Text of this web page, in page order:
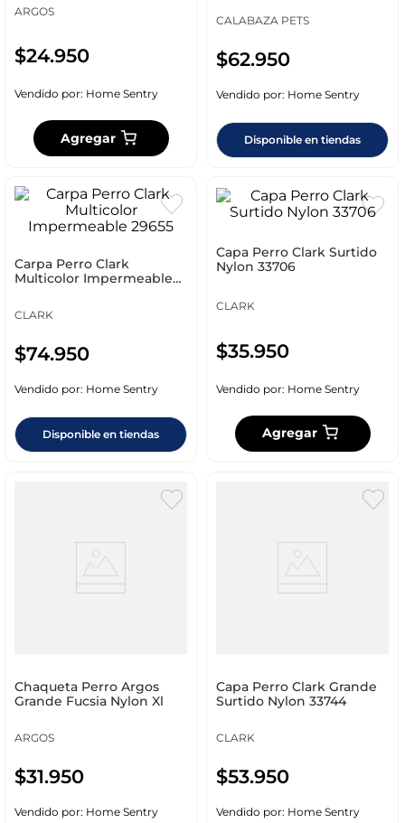
ARGOS
$24.950
Vendido por: Home Sentry
Agregar
CALABAZA PETS
$62.950
Vendido por: Home Sentry
Disponible en tiendas
Carpa Perro Clark
Multicolor Impermeable
CLARK
$74.950
Vendido por: Home Sentry
Disponible en tiendas
Capa Perro Clark Surtido
Nylon 33706
CLARK
$35.950
Vendido por: Home Sentry
Agregar
Chaqueta Perro Argos
Grande Fucsia Nylon Xl
ARGOS
$31.950
Vendido por: Home Sentry
Capa Perro Clark Grande
Surtido Nylon 33744
CLARK
$53.950
Vendido por: Home Sentry